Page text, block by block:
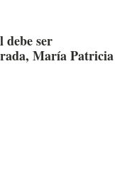
debe ser
María Patricia